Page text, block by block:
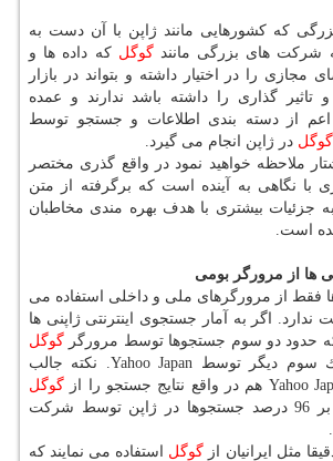
كه كشورهایی مانند ژاپن با آن دست به
شركت های بزرگی مانندگوگل كه داده ها و
مجازی را در اختیار داشته و بتواند در بازار
تاثیر گذاری را داشته باشد ندارند و عمده
از دسته بندی اطلاعات و جستجو توسط
گوگل در ژاپن انجام می گیرد.
ملاحظه خواهید نمود در واقع گذری مختصر
با نگاهی به آینده است كه برگرفته از متن
جزئیات بیشتری با هدف بهره مندی مخاطبان
است.
ها از مرورگر بومی
فقط از مرورگرهای ملی و داخلی استفاده می
ندارد. اگر به آمار جستجوی اینترنتی ژاپنی ها
كه حدود دو سوم جستجوها توسط مرورگر گوگل
انجام می گیرد و یك سوم دیگر توسط Yahoo Japan. نكته جالب
گوگل
شركت
مثل ایرانیان از گوگل استفاده می نمایند كه